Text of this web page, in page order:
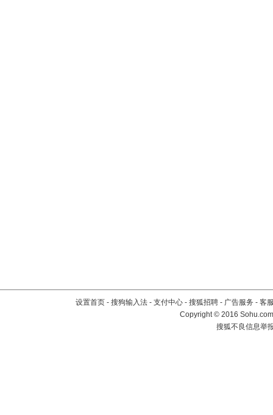
设置首页 - 搜狗输入法 - 支付中心 - 搜狐招聘 - 广告服务 - 客
Copyright©2016
搜狐不良信息举